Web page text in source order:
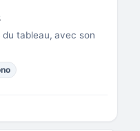
tableau, avec son